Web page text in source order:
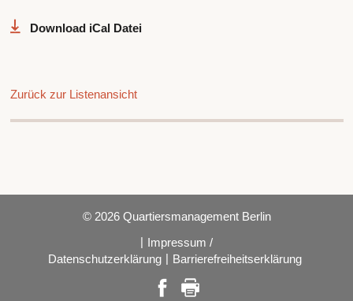
Download iCal Datei
Zurück zur Listenansicht
© 2026 Quartiersmanagement Berlin
| Impressum /
Datenschutzerklärung | Barrierefreiheitserklärung